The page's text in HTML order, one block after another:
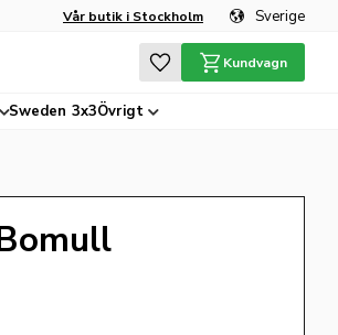
Vår butik i Stockholm Sverige
Favoriter
Kundvagn
Sweden 3x3Övrigt